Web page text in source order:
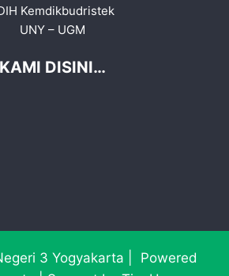
Kemdikbudristek
UNY– UGM
KAMI DISINI…
3 Yogyakarta | Powered